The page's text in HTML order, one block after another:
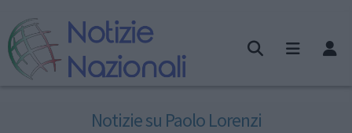
Notizie su Paolo Lorenzi